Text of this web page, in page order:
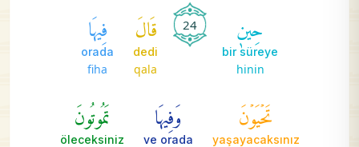
حِينٖ
bir süreye
hinin
24 قَالَ
dedi
qala
فِيهَا
orada
fiha
تَحۡيَوۡنَ
yaşayacaksınız
وَفِيهَا
ve orada
تَمُوتُونَ
öleceksiniz